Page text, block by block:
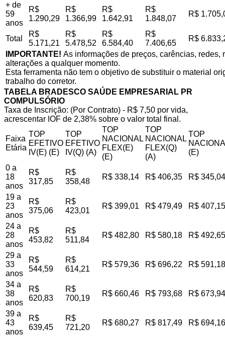
+ de
59
anos
R$
1.290,29
R$
1.366,99
R$
1.642,91
R$
1.848,07
R$
Total
R$
5.171,21
R$
5.478,52
R$
6.584,40
R$
7.406,65
R$
IMPORTANTE! As informações de preços, carências,
alterações a qualquer momento.
Esta ferramenta não tem o objetivo de substituir o material
trabalho do corretor.
TABELA BRADESCO SAÚDE EMPRESARIAL PR
COMPULSÓRIO
Taxa de Inscrição: (Por Contrato) - R$ 7,50 por vida,
acrescentar IOF de 2,38% sobre o valor total final.
Faixa
Etária
TOP
EFETIVO
IV(E) (E)
TOP
EFETIVO
IV(Q) (A)
TOP
NACIONAL
FLEX(E)
(E)
TOP
NACIONAL
FLEX(Q)
(A)
TOP
(E)
0 a
18
anos
R$
317,85
R$
358,48
R$ 338,14 R$ 406,35 R$ 345,04
19 a
23
anos
R$
375,06
R$
423,01
R$ 399,01 R$ 479,49 R$ 407,15
24 a
28
anos
R$
453,82
R$
511,84
R$ 482,80 R$ 580,18 R$ 492,65
29 a
33
anos
R$
544,59
R$
614,21
R$ 579,36 R$ 696,22 R$ 591,18
34 a
38
anos
R$
620,83
R$
700,19
R$ 660,46 R$ 793,68 R$ 673,94
39 a
43
anos
R$
639,45
R$
721,20
R$ 680,27 R$ 817,49 R$ 694,16